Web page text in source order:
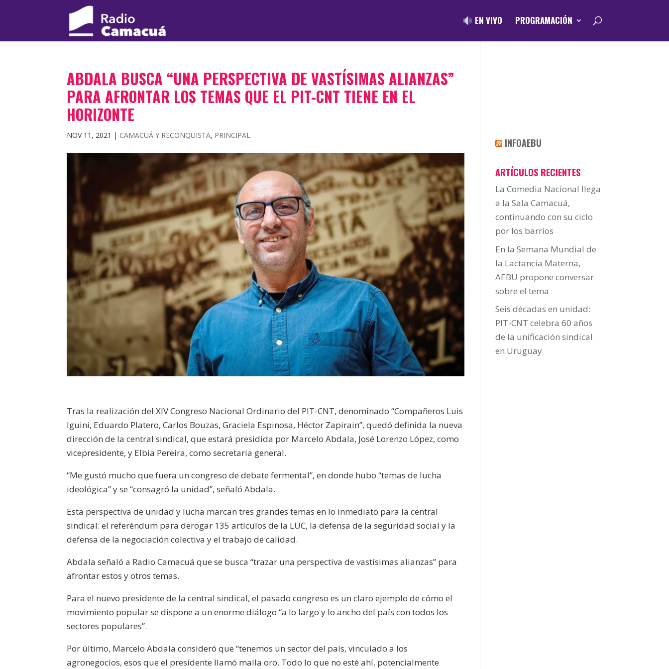
EN VIVO PROGRAMACIÓN
ABDALA BUSCA “UNA PERSPECTIVA DE VASTÍSIMAS ALIANZAS”
PARA AFRONTAR LOS TEMAS QUE EL PIT-CNT TIENE EN EL
HORIZONTE
NOV 11, 2021 | CAMACUÁ Y RECONQUISTA, PRINCIPAL
Tras la realización del XIV Congreso Nacional Ordinario del PIT-CNT, denominado “Compañeros Luis
Iguini, Eduardo Platero, Carlos Bouzas, Graciela Espinosa, Héctor Zapirain”, quedó definida la nueva
dirección de la central sindical, que estará presidida por Marcelo Abdala, José Lorenzo López, como
vicepresidente, y Elbia Pereira, como secretaria general.
“Me gustó mucho que fuera un congreso de debate fermental”, en donde hubo “temas de lucha
ideológica” y se “consagró la unidad”, señaló Abdala.
Esta perspectiva de unidad y lucha marcan tres grandes temas en lo inmediato para la central
sindical: el referéndum para derogar 135 artículos de la LUC, la defensa de la seguridad social y la
defensa de la negociación colectiva y el trabajo de calidad.
Abdala señaló a Radio Camacuá que se busca “trazar una perspectiva de vastísimas alianzas” para
afrontar estos y otros temas.
Para el nuevo presidente de la central sindical, el pasado congreso es un claro ejemplo de cómo el
movimiento popular se dispone a un enorme diálogo “a lo largo y lo ancho del país con todos los
sectores populares”.
Por último, Marcelo Abdala consideró que “tenemos un sector del país, vinculado a los
agronegocios, esos que el presidente llamó malla oro. Todo lo que no esté ahí, potencialmente
INFOAEBU
ARTÍCULOS RECIENTES
La Comedia Nacional llega
a la Sala Camacuá,
continuando con su ciclo
por los barrios
En la Semana Mundial de
la Lactancia Materna,
AEBU propone conversar
sobre el tema
Seis décadas en unidad:
PIT-CNT celebra 60 años
de la unificación sindical
en Uruguay